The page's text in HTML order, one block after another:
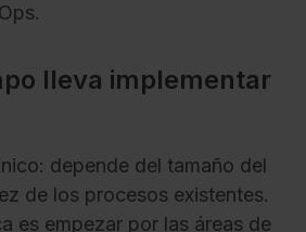
lleva implementar
depende del tamaño del
de los procesos existentes.
es empezar por las áreas de